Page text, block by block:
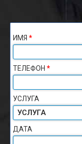
ИМЯ *
ТЕЛЕФОН *
УСЛУГА
ДАТА